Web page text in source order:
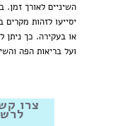
השיניים לאורך זמן.
יסייעו לזהות
או בעקירה. כך ניתן
ועל בריאות הפה
צרו